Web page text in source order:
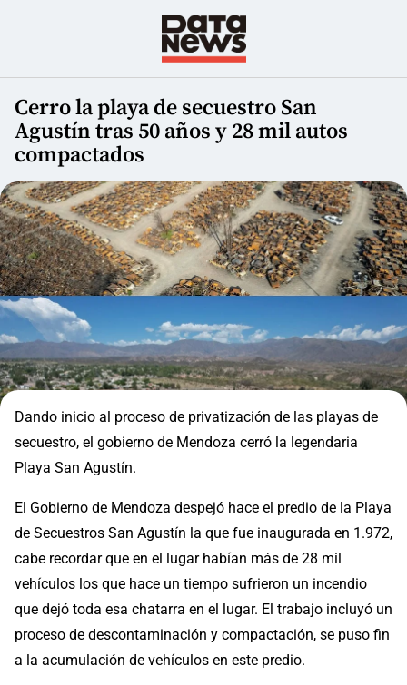
Cerro la playa de secuestro San
Agustín tras 50 años y 28 mil autos
compactados
Dando inicio al proceso de privatización de las playas de
secuestro, el gobierno de Mendoza cerró la legendaria
Playa San Agustín.
El Gobierno de Mendoza despejó hace el predio de la Playa
de Secuestros San Agustín la que fue inaugurada en 1.972,
cabe recordar que en el lugar habían más de 28 mil
vehículos los que hace un tiempo sufrieron un incendio
que dejó toda esa chatarra en el lugar. El trabajo incluyó un
proceso de descontaminación y compactación, se puso fin
a la acumulación de vehículos en este predio.